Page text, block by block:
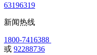
63196319
新闻热线
1800-7416388
或 92288736